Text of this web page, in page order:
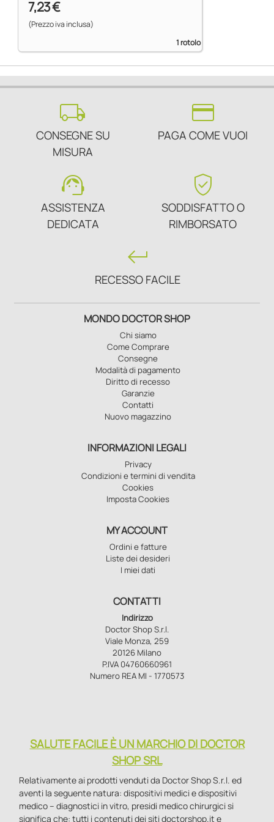
7,23 €
(Prezzo iva inclusa)
1 rotolo
local_shipping
CONSEGNE SU
MISURA
credit_card
PAGA COME VUOI
support_agent
ASSISTENZA
DEDICATA
verified_user
SODDISFATTO O
RIMBORSATO
keyboard_return
RECESSO FACILE
MONDO DOCTOR SHOP
Chi siamo
Come Comprare
Consegne
Modalità di pagamento
Diritto di recesso
Garanzie
Contatti
Nuovo magazzino
INFORMAZIONI LEGALI
Privacy
Condizioni e termini di vendita
Cookies
Imposta Cookies
MY ACCOUNT
Ordini e fatture
Liste dei desideri
I miei dati
CONTATTI
Indirizzo
Doctor Shop S.r.l.
Viale Monza, 259
20126 Milano
P.IVA 04760660961
Numero REA MI - 1770573
SALUTE FACILE È UN MARCHIO DI DOCTOR
SHOP SRL
Relativamente ai prodotti venduti da Doctor Shop S.r.l. ed
aventi la seguente natura: dispositivi medici e dispositivi
medico – diagnostici in vitro, presidi medico chirurgici si
significa che: tutti i contenuti dei siti doctorshop.it e